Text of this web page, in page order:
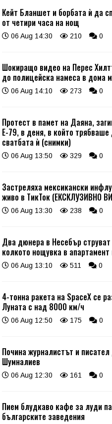
Кейт Бланшет и борбата ѝ да
от четири часа на нощ
06 Aug 14:30 210 0
Шокиращо видео на Перес
до полицейска намеса в дома
06 Aug 14:10 273 0
Протест в памет на Даяна,
Е-79, в деня, в който трябваше
сватбата ѝ (снимки)
06 Aug 13:50 329 0
Застреляха мексикански
живо в ТикТок (ЕКСКЛУЗИВНО
06 Aug 13:30 238 0
Два дюнера в Несебър
колкото нощувка в
06 Aug 13:10 511 0
4-тонна ракета на SpaceX се
Луната с над 8000 км/ч
06 Aug 12:50 175 0
Почина журналистът и
Шумналиев
06 Aug 12:30 161 0
Пием блудкаво кафе за луди
българските заведения